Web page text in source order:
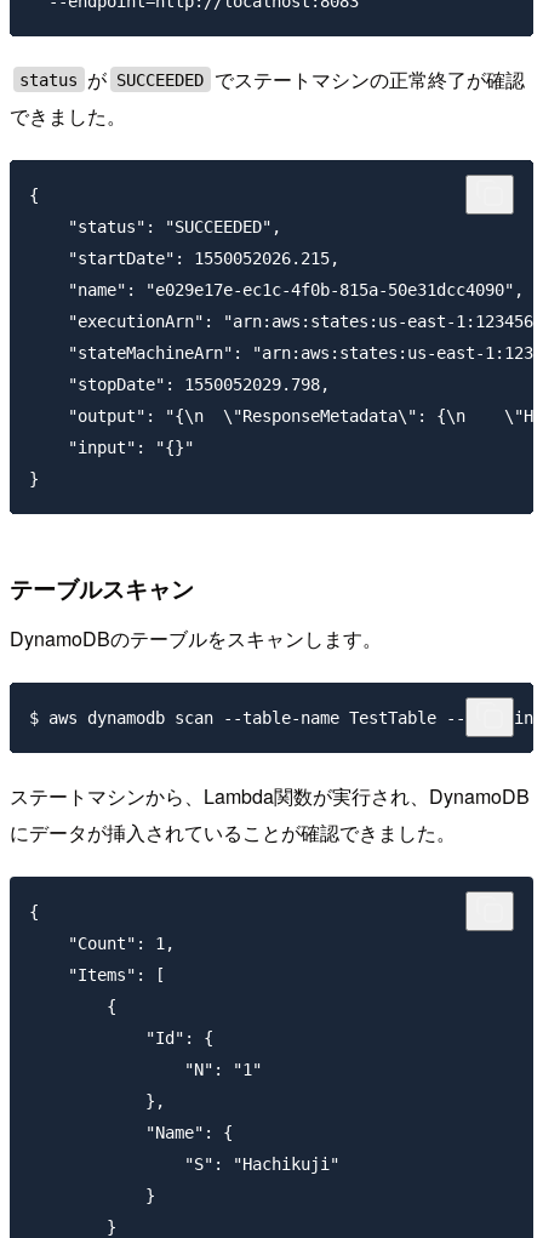
status が SUCCEEDED
でステートマシンの正常終了が確認
できました。
{
    "status": "SUCCEEDED",
    "startDate": 1550052026.215,
    "name": "e029e17e-ec1c-4f0b-815a-50e31dcc4090",
"executionArn": "arn:aws:states:us-east-
"stateMachineArn": "arn:aws:states:us-east-
    "stopDate": 1550052029.798,
"output": "{\n  \"ResponseMetadata\": {\n
    "input": "{}"
テーブルスキャン
DynamoDBのテーブルをスキャンします。
ステートマシンから、Lambda関数が実行され、DynamoDB
にデータが挿入されていることが確認できました。
{
    "Count": 1,
    "Items": [
        {
            "Id": {
                "N": "1"
            },
            "Name": {
                "S": "Hachikuji"
            }
        }